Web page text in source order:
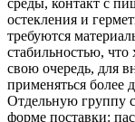
остекления и
требуются
стабильностью, что
свою очередь, для
применяться более
Отдельную группу
форме поставки: